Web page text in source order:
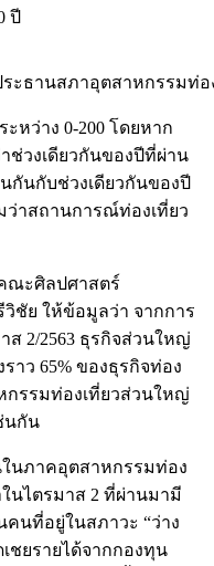
ปี
ธานสภาอุตสาหกรรมท่อง
หว่าง 0-200 โดยหาก
ช่วงเดียวกันของปีที่ผ่าน
กันกับช่วงเดียวกันของปี
ว่าสถานการณ์ท่องเที่ยว
ณะศิลปศาสตร์
ชัย ให้ข้อมูลว่า จากการ
ส 2/2563 ธุรกิจส่วนใหญ่
าว 65% ของธุรกิจท่อง
กรรมท่องเที่ยวส่วนใหญ่
นกัน
ในภาคอุตสาหกรรมท่อง
นไตรมาส 2 ที่ผ่านมามี
คนที่อยู่ในสภาวะ “ว่าง
ชยรายได้จากกองทุน